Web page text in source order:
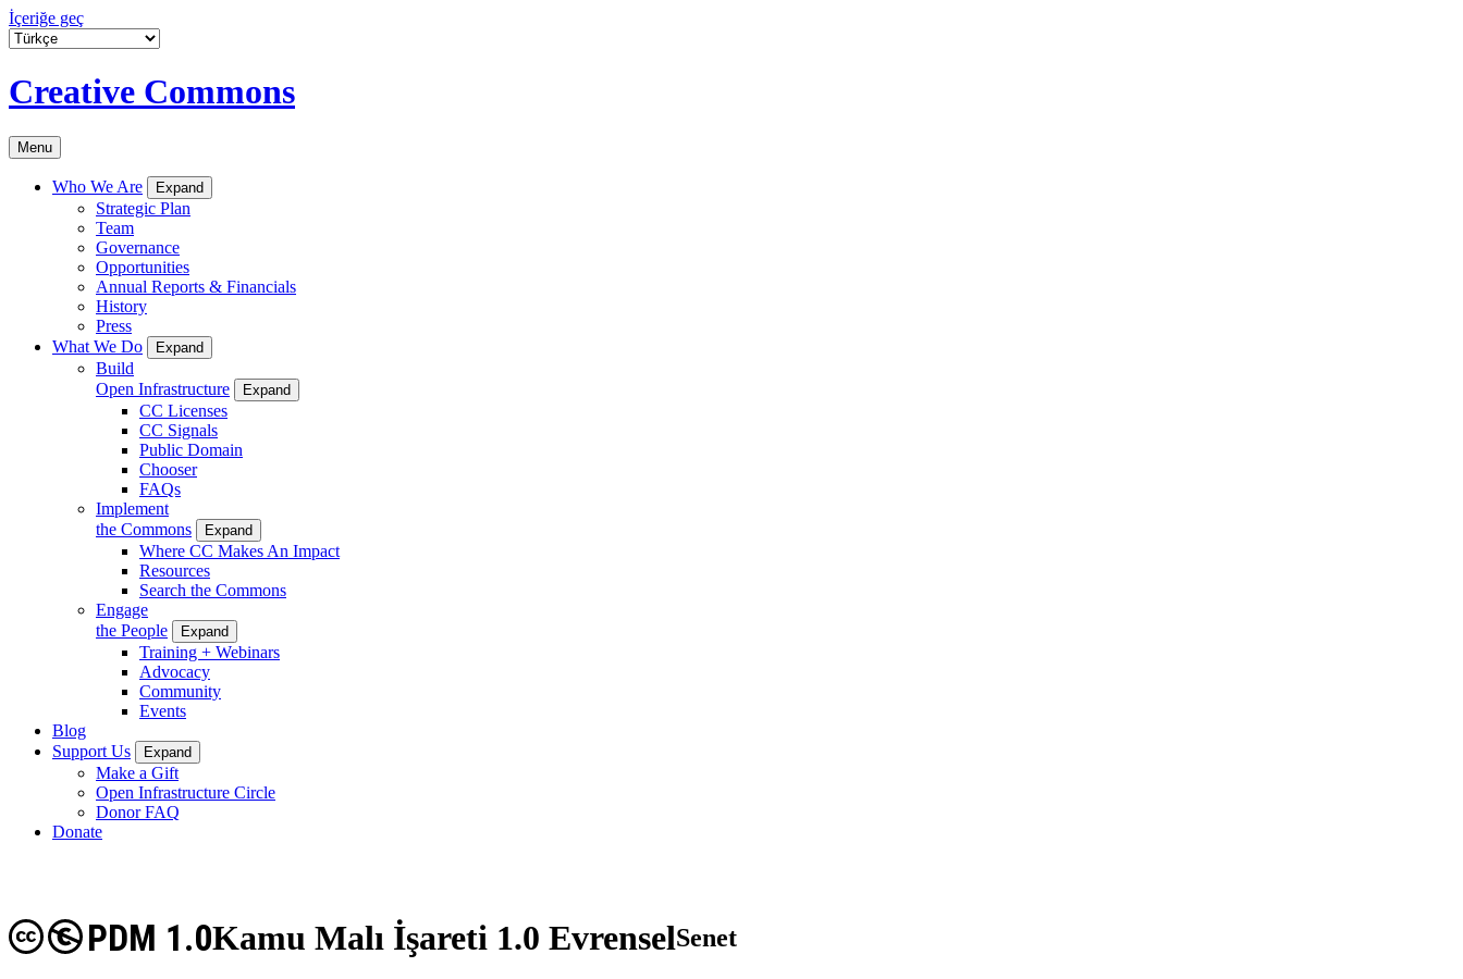
İçeriğe geç
Creative Commons
Menu
Who We Are Expand
Strategic Plan
Team
Governance
Opportunities
Annual Reports & Financials
History
Press
What We Do
Expand
Build
Open Infrastructure
Expand
CC Licenses
CC Signals
Public Domain
Chooser
FAQs
Implement
the Commons
Expand
Where CC Makes An Impact
Resources
Search the Commons
Engage
the People
Expand
Training + Webinars
Advocacy
Community
Events
Blog
Support Us
Expand
Make a Gift
Open Infrastructure Circle
Donor FAQ
Donate
Kamu Malı İşareti 1.0 Evrensel
PDM 1.0 Senet